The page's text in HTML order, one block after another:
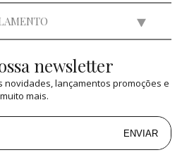
=R$ 39.900,00
=R$ 39.896,01
newsletter
novidades, lançamentos promoções e
muito mais.
ENVIAR